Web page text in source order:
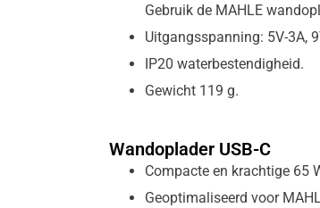
Gebruik de MAHLE
Uitgangsspanning: 5V-3A,
IP20 waterbestendigheid.
Gewicht 119 g.
Wandoplader USB-C
Compacte en krachtige 65
Geoptimaliseerd voor